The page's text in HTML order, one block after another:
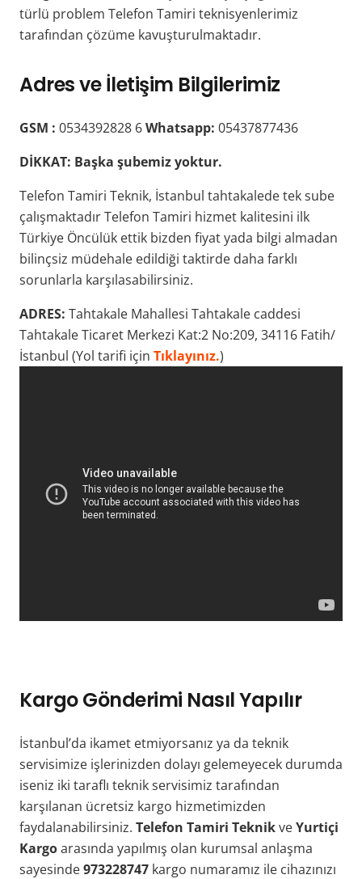
türlü problem Telefon Tamiri teknisyenlerimiz
tarafından çözüme kavuşturulmaktadır.
Adres ve İletişim Bilgilerimiz
GSM : 0534392828 6Whatsapp: 05437877436
DİKKAT: Başka şubemiz yoktur.
Telefon Tamiri Teknik, İstanbul tahtakalede tek sube
çalışmaktadır Telefon Tamiri hizmet kalitesini ilk
Türkiye Öncülük ettik bizden fiyat yada bilgi almadan
bilinçsiz müdehale edildiği taktirde daha farklı
sorunlarla karşılasabilirsiniz.
ADRES: Tahtakale Mahallesi Tahtakale caddesi
Tahtakale Ticaret Merkezi Kat:2 No:209, 34116 Fatih/
İstanbul (Yol tarifi için Tıklayınız.)
Kargo Gönderimi Nasıl Yapılır
İstanbul’da ikamet etmiyorsanız ya da teknik
servisimize işlerinizden dolayı gelemeyecek durumda
iseniz iki taraflı teknik servisimiz tarafından
karşılanan ücretsiz kargo hizmetimizden
faydalanabilirsiniz. Telefon Tamiri TeknikveYurtiçi
Kargoarasında yapılmış olan kurumsal anlaşma
sayesinde973228747 kargo numaramız ile cihazınızı